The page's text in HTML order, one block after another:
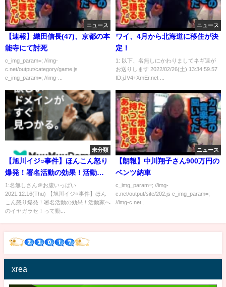
ニュース
【速報】織田信長(47)、京都の本
能寺にて討死
c_img_param=; //img-
c.net/output/category/game.js
c_img_param=; //img-...
ニュース
ワイ、4月から北海道に移住が決
定！
1: 以下、名無しにかわりましてネギ速が
お送りします 2022/02/26(土) 13:34:59.57
ID:jJV4+XmEr.net ...
未分類
【旭川イジ○事件】ほんこん怒り
爆発！署名活動の効果！活動家
へのイヤガラセ！
1:名無しさん＠お腹いっぱい
2021.12.16(Thu) 【旭川イジ○事件】ほん
こん怒り爆発！署名活動の効果！活動家へ
のイヤガラセ！って動...
ニュース
【朗報】中川翔子さん900万円の
ベンツ納車
c_img_param=; //img-
c.net/output/site/202.js c_img_param=;
//img-c.net...
xrea